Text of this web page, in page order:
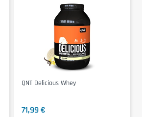
QNT Delicious Whey
71,99 €